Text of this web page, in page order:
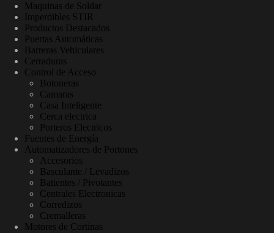
Maquinas de Soldar
Imperdibles STIR
Productos Destacados
Puertas Automáticas
Barreras Vehiculares
Cerraduras
Control de Acceso
Botoneras
Camaras
Casa Inteligente
Cerca electrica
Porteros Electricos
Fuentes de Energía
Automatizadores de Portones
Accesorios
Basculante / Levadizos
Batientes / Pivotantes
Centrales Electronicas
Corredizos
Cremalleras
Motores de Cortinas